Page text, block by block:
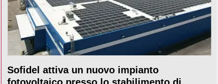
Sofidel attiva un nuovo impianto